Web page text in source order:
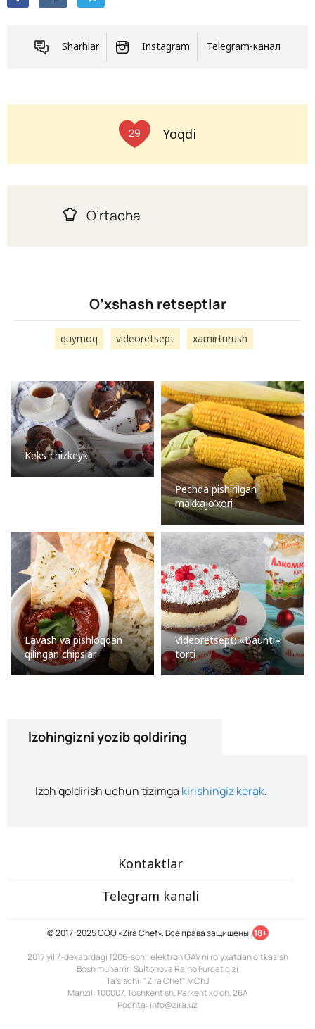
Sharhlar Instagram Telegram-канал
29 Yoqdi
O’rtacha
O’xshash retseptlar
quymoq videoretsept xamirturush
Keks-chizkeyk
Pechda pishirilgan
makkajo’xori
Lavash va pishloqdan
qilingan chipslar
Videoretsept: «Baunti»
torti
Izohingizni yozib qoldiring
Izoh qoldirish uchun tizimga kirishingiz kerak.
Kontaktlar
Telegram kanali
© 2017-2025 ООО «Zira Chef». Все права защищены. 18+
2017 yil 7-dekabrdagi 1206-sonli elektron OAV ni ro'yxatdan o'tkazish
Bosh muharrir: Sultonova Ra’no Furqat qizi
Ta'sischi: "Zira Chef" MChJ
Manzil: 100007, Toshkent sh. Parkent ko'ch. 26A
Pochta: info@zira.uz